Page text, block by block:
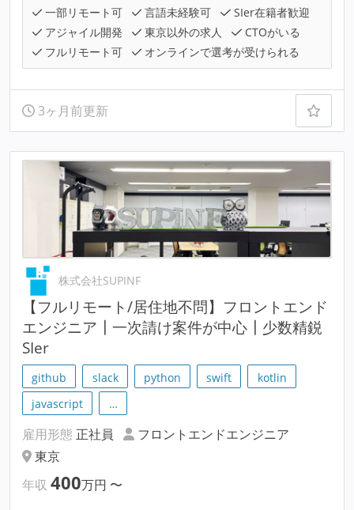
一部リモート可 言語未経験可
SIer在籍者歓迎
アジャイル開発
東京以外の求人
CTOがいる
フルリモート可
オンラインで選考が受けられる
3ヶ月前更新
株式会社SUPINF
【フルリモート/居住地不問】フロントエンド
エンジニア┃一次請け案件が中心┃少数精鋭
SIer
github slack python swift
kotlin
javascript
…
雇用形態 正社員
フロントエンドエンジニア
東京
年収 400万円 〜